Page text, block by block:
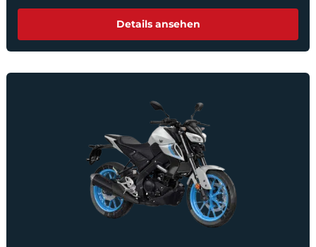
Details ansehen